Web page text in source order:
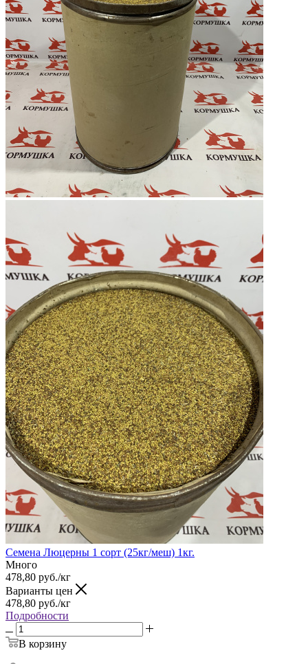
Семена Люцерны 1 сорт (25кг/меш) 1кг.
Много
478,80 руб./кг
Варианты цен
478,80 руб./кг
Подробности
В корзину